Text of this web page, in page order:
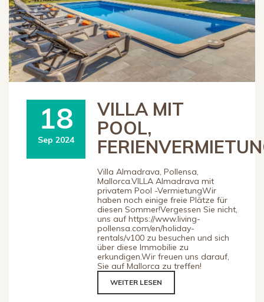
18
Sep 2024
VILLA MIT
POOL,
Villa Almadrava, Pollensa,
Mallorca.VILLA Almadrava mit
privatem Pool -VermietungWir
haben noch einige freie Plätze für
diesen Sommer!Vergessen Sie nicht,
uns auf https://www.living-
pollensa.com/en/holiday-
rentals/v100 zu besuchen und sich
über diese Immobilie zu
erkundigen.Wir freuen uns darauf,
Sie auf Mallorca zu treffen!
WEITER LESEN